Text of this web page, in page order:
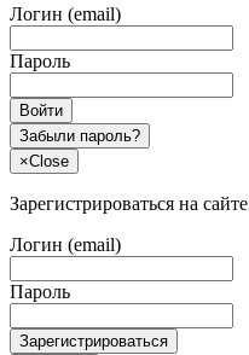
Логин (email)
Пароль
Войти
Забыли пароль?
×Close
Зарегистрироваться на сайте
Логин (email)
Пароль
Зарегистрироваться